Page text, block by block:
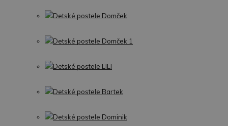
Detské postele Domček
Detské postele Domček 1
Detské postele LILI
Detské postele Bartek
Detské postele Dominik